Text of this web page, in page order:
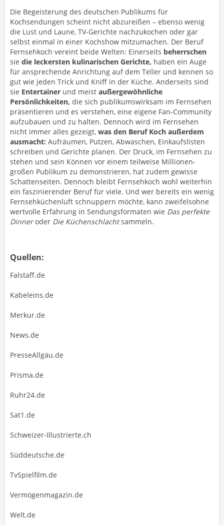
Die Begeisterung des deutschen Publikums für
Kochsendungen scheint nicht abzureißen – ebenso wenig
die Lust und Laune, TV-Gerichte nachzukochen oder gar
selbst einmal in einer Kochshow mitzumachen. Der Beruf
Fernsehkoch vereint beide Welten: Einerseits beherrschen
sie die leckersten kulinarischen Gerichte, haben ein Auge
für ansprechende Anrichtung auf dem Teller und kennen so
gut wie jeden Trick und Kniff in der Küche. Anderseits sind
sie Entertainer und meist außergewöhnliche
Persönlichkeiten, die sich publikumswirksam im Fernsehen
präsentieren und es verstehen, eine eigene Fan-Community
aufzubauen und zu halten. Dennoch wird im Fernsehen
nicht immer alles gezeigt, was den Beruf Koch außerdem
ausmacht: Aufräumen, Putzen, Abwaschen, Einkaufslisten
schreiben und Gerichte planen. Der Druck, im Fernsehen zu
stehen und sein Können vor einem teilweise Millionen-
großen Publikum zu demonstrieren, hat zudem gewisse
Schattenseiten. Dennoch bleibt Fernsehkoch wohl weiterhin
ein faszinierender Beruf für viele. Und wer bereits ein wenig
Fernsehküchenluft schnuppern möchte, kann zweifelsohne
wertvolle Erfahrung in Sendungsformaten wie Das perfekte
Dinneroder Die Küchenschlachtsammeln.
Quellen:
Falstaff.de
Kabeleins.de
Merkur.de
News.de
PresseAllgäu.de
Prisma.de
Ruhr24.de
Sat1.de
Schweizer-Illustrierte.ch
Süddeutsche.de
TvSpielfilm.de
Vermögenmagazin.de
Welt.de